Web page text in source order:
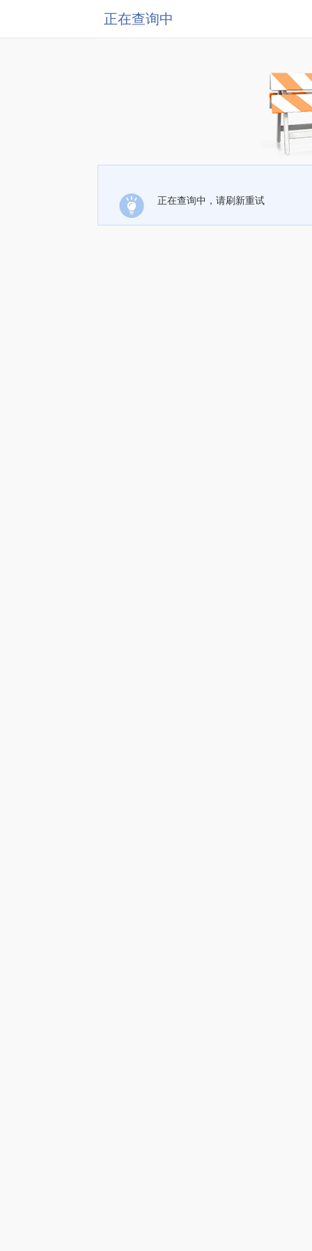
正在查询中
正在查询中，请刷新重试